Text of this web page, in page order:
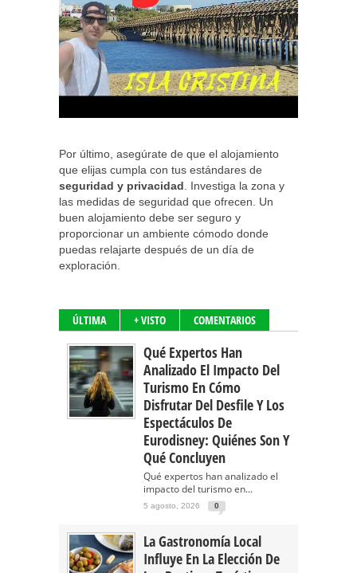
Por último, asegúrate de que el alojamiento
que elijas cumpla con tus estándares de
seguridad y privacidad . Investiga la zona y
las medidas de seguridad que ofrecen. Un
buen alojamiento debe ser seguro y
proporcionar un ambiente cómodo donde
puedas relajarte después de un día de
exploración.
ÚLTIMA + VISTO COMENTARIOS
Qué Expertos Han
Analizado El Impacto Del
Turismo En Cómo
Disfrutar Del Desfile Y Los
Espectáculos De
Eurodisney: Quiénes Son Y
Qué Concluyen
Qué expertos han analizado el
impacto del turismo en...
5 agosto, 2026 0
La Gastronomía Local
Influye En La Elección De